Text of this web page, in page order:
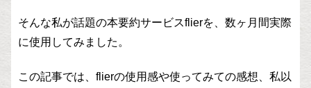
そんな私が話題の本要約サービスflierを、数ヶ月間実際
に使用してみました。
この記事では、flierの使用感や使ってみての感想、私以